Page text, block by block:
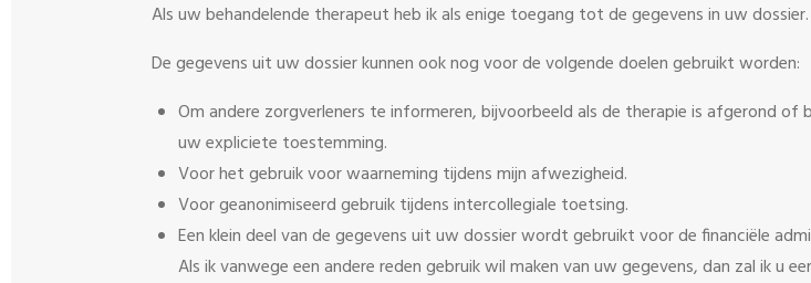
Als uw behandelende therapeut heb ik als enige toegang tot de gegevens in uw
De gegevens uit uw dossier kunnen ook nog voor de volgende doelen gebruikt worden:
Om andere zorgverleners te informeren, bijvoorbeeld als de therapie is afgerond of
uw expliciete toestemming.
Voor het gebruik voor waarneming tijdens mijn afwezigheid.
Voor geanonimiseerd gebruik tijdens intercollegiale toetsing.
Een klein deel van de gegevens uit uw dossier wordt gebruikt voor de financiële
Als ik vanwege een andere reden gebruik wil maken van uw gegevens, dan zal ik u